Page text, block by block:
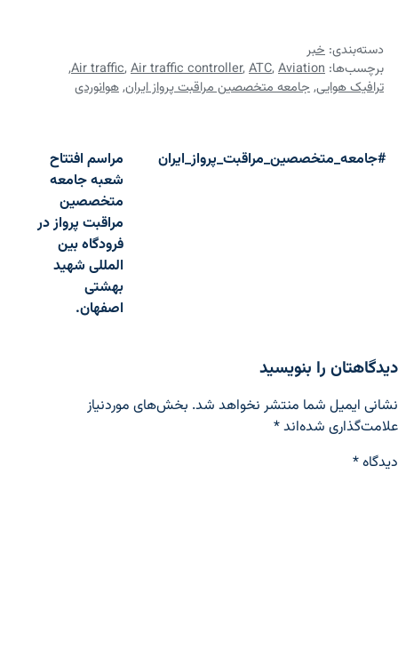
دسته‌بندی: خبر
برچسب‌ها:
Air traffic,Air traffic controller,ATC,Aviation
,
ترافیک هوایی,جامعه متخصصین مراقبت پرواز ایران,هوانوردی
راهبری نوشته
#جامعه_متخصصین_مراقبت_پرواز_ایران
مراسم افتتاح
شعبه جامعه
متخصصین
مراقبت پرواز در
فرودگاه بین
المللی شهید
بهشتی
اصفهان.
دیدگاهتان را بنویسید
نشانی ایمیل شما منتشر نخواهد شد. بخش‌های موردنیاز
علامت‌گذاری شده‌اند*
دیدگاه*